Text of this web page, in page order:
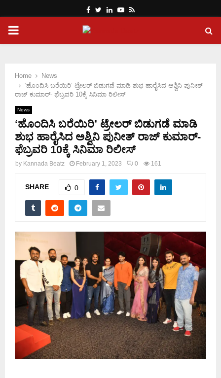
Facebook
Twitter
LinkedinYoutube
Rss
PRIMARY
Home
News
‘ಹೊಂದಿಸಿ ಬರೆಯಿರಿ’ ಟ್ರೇಲರ್ ಬಿಡುಗಡೆ ಮಾಡಿ ಶುಭ ಹಾರೈಸಿದ ಅಶ್ವಿನಿ ಪುನೀತ್
ರಾಜ್ ಕುಮಾರ್- ಫೆಬ್ರವರಿ 10ಕ್ಕೆ ಸಿನಿಮಾ ರಿಲೀಸ್
News
‘ಹೊಂದಿಸಿ ಬರೆಯಿರಿ’ ಟ್ರೇಲರ್ ಬಿಡುಗಡೆ ಮಾಡಿ
ಶುಭ ಹಾರೈಸಿದ ಅಶ್ವಿನಿ ಪುನೀತ್ ರಾಜ್ ಕುಮಾರ್-
ಫೆಬ್ರವರಿ 10ಕ್ಕೆ ಸಿನಿಮಾ ರಿಲೀಸ್
by Kannada Beatz February 1, 2023 0 161
SHARE 0